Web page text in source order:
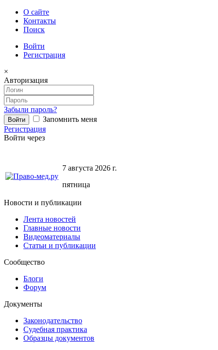
О сайте
Контакты
Поиск
Войти
Регистрация
×
Авторизация
Забыли пароль?
Запомнить меня
Регистрация
Войти через
7 августа 2026 г.
пятница
Новости и публикации
Лента новостей
Главные новости
Видеоматериалы
Статьи и публикации
Сообщество
Блоги
Форум
Документы
Законодательство
Судебная практика
Образцы документов